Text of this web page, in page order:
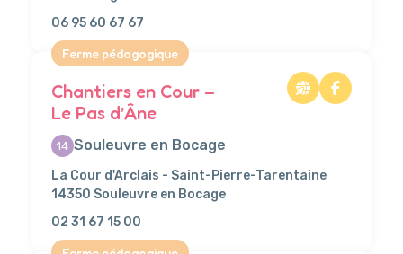
06 95 60 67 67
Ferme pédagogique
Chantiers en Cour –
Le Pas d’Âne
14 Souleuvre en Bocage
La Cour d'Arclais - Saint-Pierre-Tarentaine
14350 Souleuvre en Bocage
02 31 67 15 00